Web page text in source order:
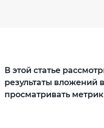
В этой статье
результаты вложений
просматривать